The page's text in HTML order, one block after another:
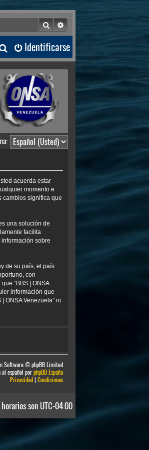
BuscarBúsqueda avanzada
Identificarse
u
s
c
a
acuerda estar
momento e
cambios significa que
una solución de
facilita
sobre
de su país, el país
con
“BBS | ONSA
información que
ONSA Venezuela” ni
Software © phpBB Limited
al español porphpBB España
Privacidad| Condiciones
son UTC-04:00